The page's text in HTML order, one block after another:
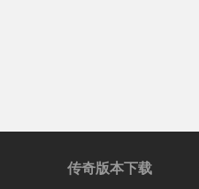
传奇版本下载